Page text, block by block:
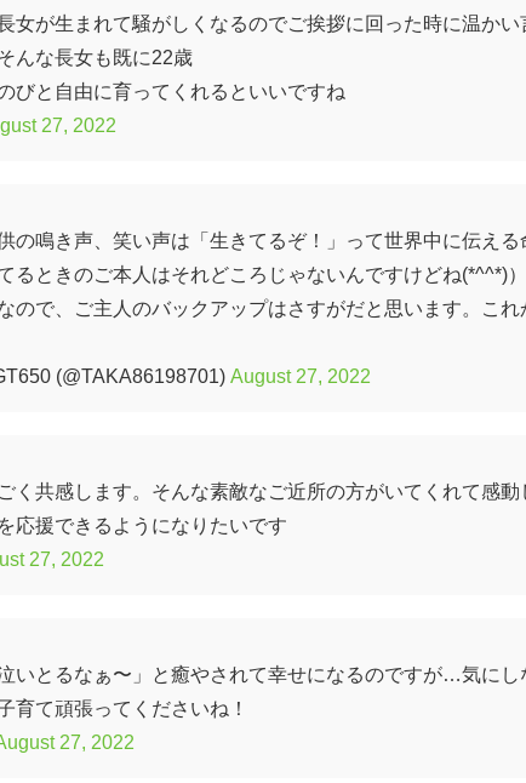
女が生まれて騒がしくなるのでご挨拶に回った時に温かい
んな長女も既に22歳
びと自由に育ってくれるといいですね
27, 2022
の鳴き声、笑い声は「生きてるぞ！」って世界中に伝える
るときのご本人はそれどころじゃないんですけどね(*^^*)
ので、ご主人のバックアップはさすがだと思います。これ
(@TAKA86198701) August 27, 2022
く共感します。そんな素敵なご近所の方がいてくれて感動
応援できるようになりたいです
27, 2022
いとるなぁ〜」と癒やされて幸せになるのですが…気にし
育て頑張ってくださいね！
27, 2022